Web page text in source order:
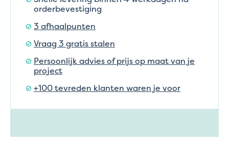
orderbevestiging
3 afhaalpunten
Vraag 3 gratis stalen
Persoonlijk advies of prijs op maat van je
project
+100 tevreden klanten waren je voor